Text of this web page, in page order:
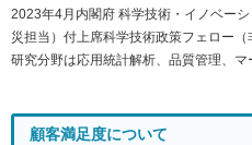
2023年4月内閣府 科学技術・イノベー
災担当）付上席科学技術政策フェロー（
研究分野は応用統計解析、品質管理、マ
顧客満足度について